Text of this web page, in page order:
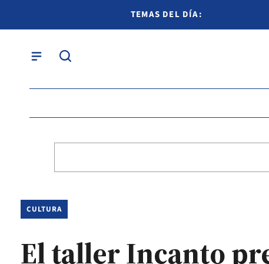
TEMAS DEL DÍA:
CULTURA
El taller Incanto